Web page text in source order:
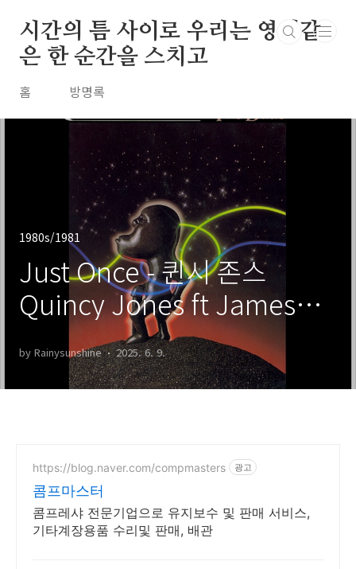
시간의 틈 사이로 우리는 영원같
은 한 순간을 스치고
홈 방명록
1980s/1981
Just Once - 퀸시 존스
Quincy Jones ft James
Ingram / 1981
by Rainysunshine 2025. 6. 9.
https://blog.naver.com/compmasters 광고
콤프마스터
콤프레샤 전문기업으로 유지보수 및 판매 서비스,
기타계장용품 수리및 판매, 배관